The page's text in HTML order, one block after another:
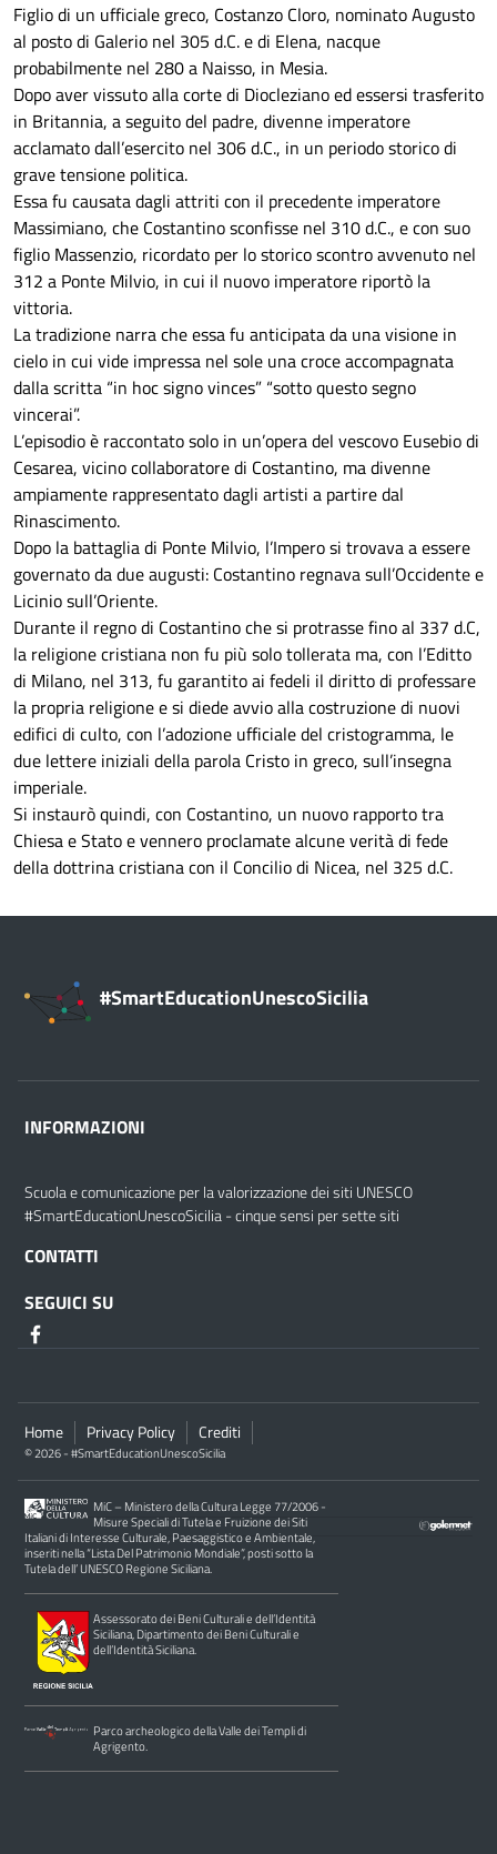
Figlio di un ufficiale greco, Costanzo Cloro, nominato Augusto
al posto di Galerio nel 305 d.C. e di Elena, nacque
probabilmente nel 280 a Naisso, in Mesia.
Dopo aver vissuto alla corte di Diocleziano ed essersi trasferito
in Britannia, a seguito del padre, divenne imperatore
acclamato dall’esercito nel 306 d.C., in un periodo storico di
grave tensione politica.
Essa fu causata dagli attriti con il precedente imperatore
Massimiano, che Costantino sconfisse nel 310 d.C., e con suo
figlio Massenzio, ricordato per lo storico scontro avvenuto nel
312 a Ponte Milvio, in cui il nuovo imperatore riportò la
vittoria.
La tradizione narra che essa fu anticipata da una visione in
cielo in cui vide impressa nel sole una croce accompagnata
dalla scritta “in hoc signo vinces” “sotto questo segno
vincerai”.
L’episodio è raccontato solo in un’opera del vescovo Eusebio di
Cesarea, vicino collaboratore di Costantino, ma divenne
ampiamente rappresentato dagli artisti a partire dal
Rinascimento.
Dopo la battaglia di Ponte Milvio, l’Impero si trovava a essere
governato da due augusti: Costantino regnava sull’Occidente e
Licinio sull’Oriente.
Durante il regno di Costantino che si protrasse fino al 337 d.C,
la religione cristiana non fu più solo tollerata ma, con l’Editto
di Milano, nel 313, fu garantito ai fedeli il diritto di professare
la propria religione e si diede avvio alla costruzione di nuovi
edifici di culto, con l’adozione ufficiale del cristogramma, le
due lettere iniziali della parola Cristo in greco, sull’insegna
imperiale.
Si instaurò quindi, con Costantino, un nuovo rapporto tra
Chiesa e Stato e vennero proclamate alcune verità di fede
della dottrina cristiana con il Concilio di Nicea, nel 325 d.C.
#SmartEducationUnescoSicilia
INFORMAZIONI
Scuola e comunicazione per la valorizzazione dei siti UNESCO
#SmartEducationUnescoSicilia - cinque sensi per sette siti
CONTATTI
SEGUICI SU
Home Privacy Policy Crediti
© 2026 - #SmartEducationUnescoSicilia
MiC – Ministero della Cultura Legge 77/2006 -
Misure Speciali di Tutela e Fruizione dei Siti
Italiani di Interesse Culturale, Paesaggistico e Ambientale,
inseriti nella “Lista Del Patrimonio Mondiale”, posti sotto la
Tutela dell’ UNESCO Regione Siciliana.
Assessorato dei Beni Culturali e dell’Identità
Siciliana, Dipartimento dei Beni Culturali e
dell’Identità Siciliana.
Parco archeologico della Valle dei Templi di
Agrigento.